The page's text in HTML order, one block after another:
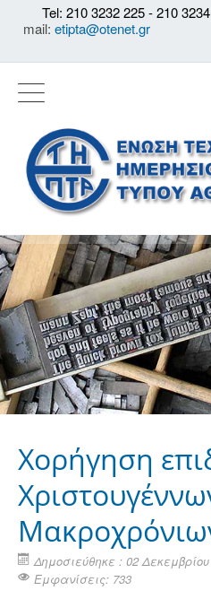
Tel: 210 3232 225 - 210
mail: etipta@otenet.gr
Χορήγηση
Δημοσιεύθηκε : 02
Εμφανίσεις: 733